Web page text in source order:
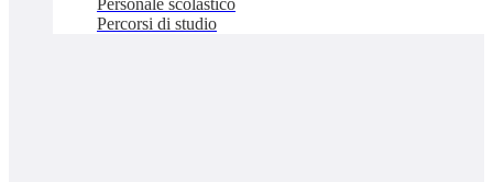
Personale scolastico
Percorsi di studio